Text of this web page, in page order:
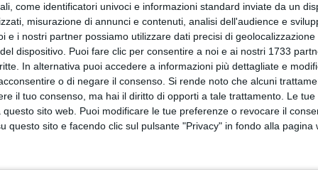
come identificatori univoci e informazioni standard inviate da un
misurazione di annunci e contenuti, analisi dell'audience e
e i nostri partner possiamo utilizzare dati precisi di
dispositivo. Puoi fare clic per consentire a noi e ai nostri 1733
In alternativa puoi accedere a informazioni più dettagliate e
o di negare il consenso. Si rende noto che alcuni
il tuo consenso, ma hai il diritto di opporti a tale trattamento. Le
sito web. Puoi modificare le tue preferenze o revocare il
questo sito e facendo clic sul pulsante "Privacy" in fondo alla pagina
7 AGOSTO 2026
Giovinazzo festeggia i 100 anni
di Maria Colamaria